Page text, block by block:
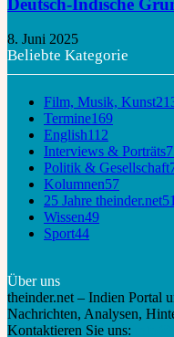
8. Juni 2025
Beliebte Kategorie
Film, Musik, Kunst
Termine169
English112
Interviews & Porträts
Politik & Gesellschaft
Kolumnen57
25 Jahre theinder.net51
Wissen49
Sport44
Über uns
theinder.net – Indien Portal
Nachrichten, Analysen,
Kontaktieren Sie uns: